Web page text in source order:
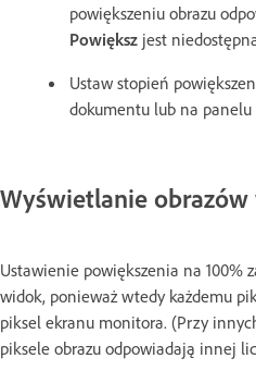
powiększeniu obrazu
Powiększ jest
Ustaw stopień
dokumentu lub na panelu
Wyświetlanie obrazów
Ustawienie powiększenia na 100%
widok, ponieważ wtedy każdemu
piksel ekranu monitora. (Przy
piksele obrazu odpowiadają innej